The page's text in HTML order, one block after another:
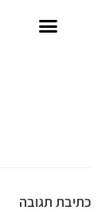
כתיבת תגובה